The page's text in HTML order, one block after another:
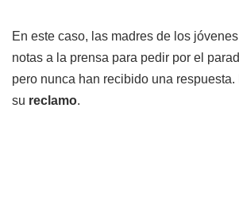
En este caso, las madres de los
notas a la prensa para pedir por el
pero nunca han recibido una respuesta.
su reclamo.